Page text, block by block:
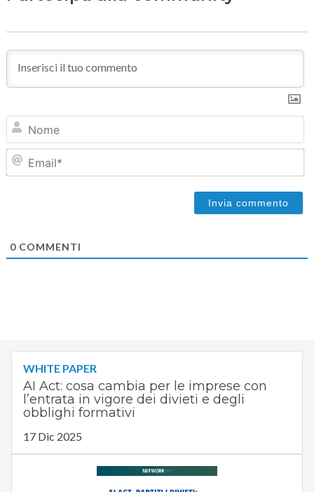
0COMMENTI
WHITE PAPER
AI Act: cosa cambia per le imprese con
l’entrata in vigore dei divieti e degli
obblighi formativi
17 Dic 2025